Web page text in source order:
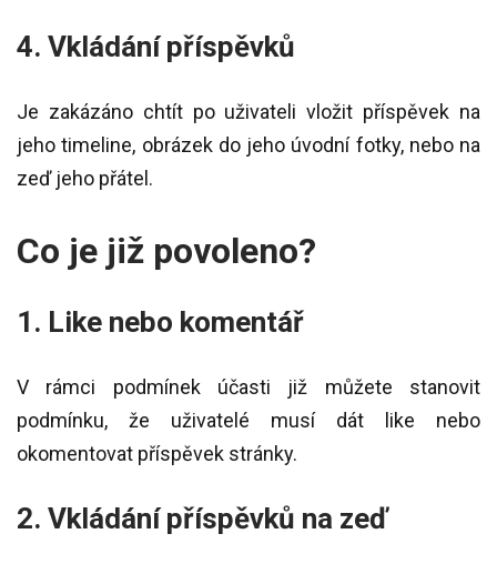
4. Vkládání příspěvků
Je zakázáno chtít po uživateli vložit příspěvek na
jeho timeline, obrázek do jeho úvodní fotky, nebo na
zeď jeho přátel.
Co je již povoleno?
1. Like nebo komentář
V rámci podmínek účasti již můžete stanovit
podmínku, že uživatelé musí dát like nebo
okomentovat příspěvek stránky.
2. Vkládání příspěvků na zeď